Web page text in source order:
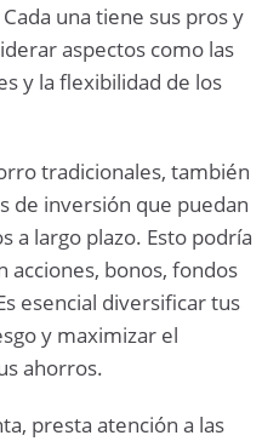
una tiene sus pros y
aspectos como las
y la flexibilidad de los
tradicionales, también
de inversión que puedan
largo plazo. Esto podría
acciones, bonos, fondos
esencial diversificar tus
y maximizar el
ahorros.
presta atención a las